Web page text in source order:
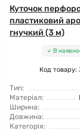
Куточок
пластиковий
гнучкий (3 м)
В
Код товару:
Тип:
Матеріал:
Ширина:
Довжина:
Категорія: